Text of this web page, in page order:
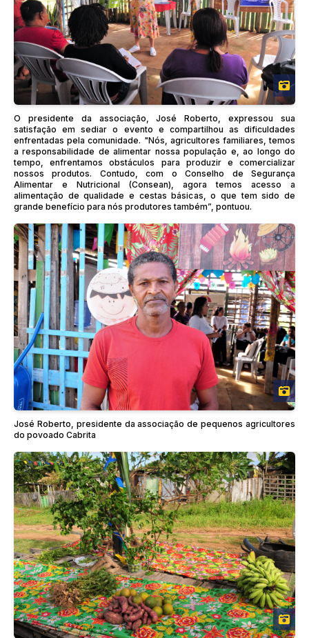
O presidente da associação, José Roberto, expressou sua
satisfação em sediar o evento e compartilhou as dificuldades
enfrentadas pela comunidade. "Nós, agricultores familiares, temos
a responsabilidade de alimentar nossa população e, ao longo do
tempo, enfrentamos obstáculos para produzir e comercializar
nossos produtos. Contudo, com o Conselho de Segurança
Alimentar e Nutricional (Consean), agora temos acesso a
alimentação de qualidade e cestas básicas, o que tem sido de
grande benefício para nós produtores também”, pontuou.
José Roberto, presidente da associação de pequenos agricultores
do povoado Cabrita